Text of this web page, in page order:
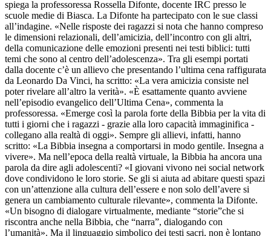
spiega la professoressa Rossella Difonte, docente IRC presso le
scuole medie di Biasca. La Difonte ha partecipato con le sue classi
all’indagine. «Nelle risposte dei ragazzi si nota che hanno compreso
le dimensioni relazionali, dell’amicizia, dell’incontro con gli altri,
della comunicazione delle emozioni presenti nei testi biblici: tutti
temi che sono al centro dell’adolescenza». Tra gli esempi portati
dalla docente c’è un allievo che presentando l’ultima cena raffigurata
da Leonardo Da Vinci, ha scritto: «La vera amicizia consiste nel
poter rivelare all’altro la verità». «È esattamente quanto avviene
nell’episodio evangelico dell’Ultima Cena», commenta la
professoressa. «Emerge così la parola forte della Bibbia per la vita di
tutti i giorni che i ragazzi - grazie alla loro capacità immaginifica -
collegano alla realtà di oggi». Sempre gli allievi, infatti, hanno
scritto: «La Bibbia insegna a comportarsi in modo gentile. Insegna a
vivere». Ma nell’epoca della realtà virtuale, la Bibbia ha ancora una
parola da dire agli adolescenti? «I giovani vivono nei social network
dove condividono le loro storie. Se gli si aiuta ad abitare questi spazi
con un’attenzione alla cultura dell’essere e non solo dell’avere si
genera un cambiamento culturale rilevante», commenta la Difonte.
«Un bisogno di dialogare virtualmente, mediante “storie”che si
riscontra anche nella Bibbia, che “narra”, dialogando con
l’umanità». Ma il linguaggio simbolico dei testi sacri, non è lontano